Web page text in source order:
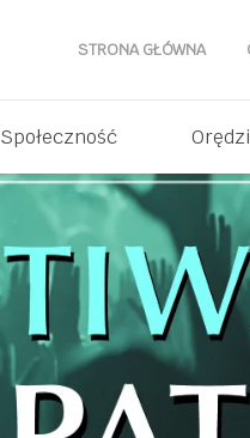
STRONA GŁÓWNA
Społeczność